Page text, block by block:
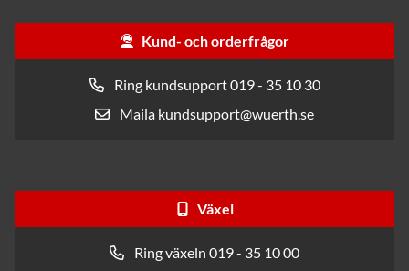
Kund- och orderfrågor
Ring kundsupport 019 - 35 10 30
Maila kundsupport@wuerth.se
Växel
Ring växeln 019 - 35 10 00